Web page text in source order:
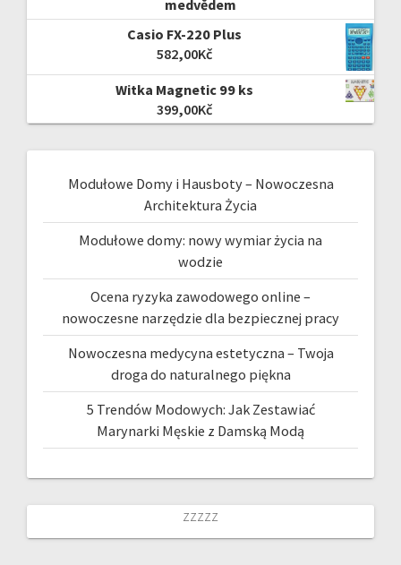
medvědem
Casio FX-220 Plus
582,00Kč
Witka Magnetic 99 ks
399,00Kč
Modułowe Domy i Hausboty – Nowoczesna
Architektura Życia
Modułowe domy: nowy wymiar życia na
wodzie
Ocena ryzyka zawodowego online –
nowoczesne narzędzie dla bezpiecznej pracy
Nowoczesna medycyna estetyczna – Twoja
droga do naturalnego piękna
5 Trendów Modowych: Jak Zestawiać
Marynarki Męskie z Damską Modą
zzzzz